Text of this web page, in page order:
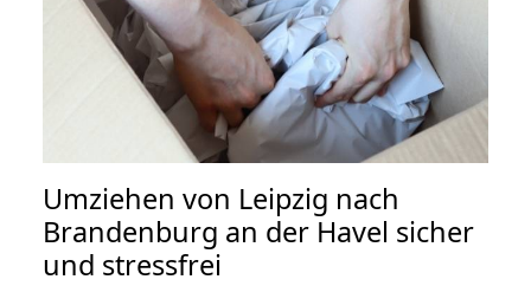
Umziehen von Leipzig nach
Brandenburg an der Havel sicher
und stressfrei